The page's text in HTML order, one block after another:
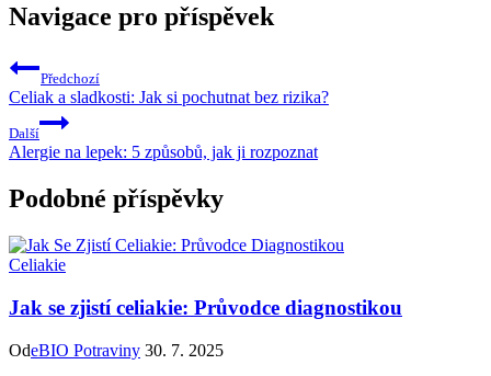
Navigace pro příspěvek
Předchozí
Celiak a sladkosti: Jak si pochutnat bez rizika?
Další
Alergie na lepek: 5 způsobů, jak ji rozpoznat
Podobné příspěvky
Celiakie
Jak se zjistí celiakie: Průvodce diagnostikou
OdeBIO Potraviny 30. 7. 2025